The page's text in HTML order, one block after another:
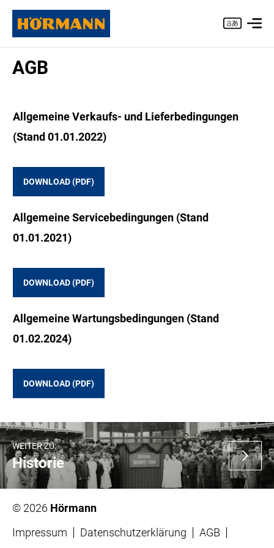
AGB
Allgemeine Verkaufs- und Lieferbedingungen
(Stand 01.01.2022)
DOWNLOAD (PDF)
Allgemeine Servicebedingungen (Stand
01.01.2021)
DOWNLOAD (PDF)
Allgemeine Wartungsbedingungen (Stand
01.02.2024)
DOWNLOAD (PDF)
WEITER ZU:
Historie
© 2026 Hörmann
Impressum
Datenschutzerklärung AGB